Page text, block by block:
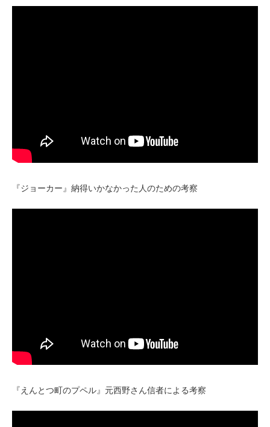
『ジョーカー』納得いかなかった人のための考察
『えんとつ町のプペル』元西野さん信者による考察